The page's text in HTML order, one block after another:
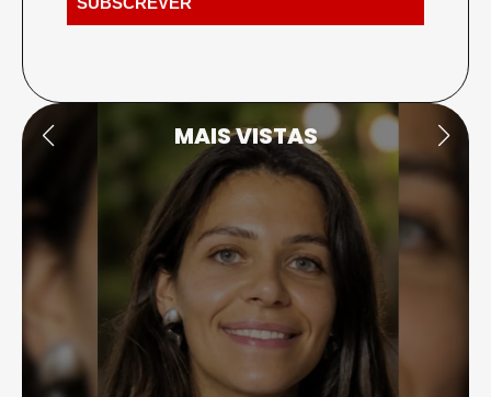
MAIS VISTAS